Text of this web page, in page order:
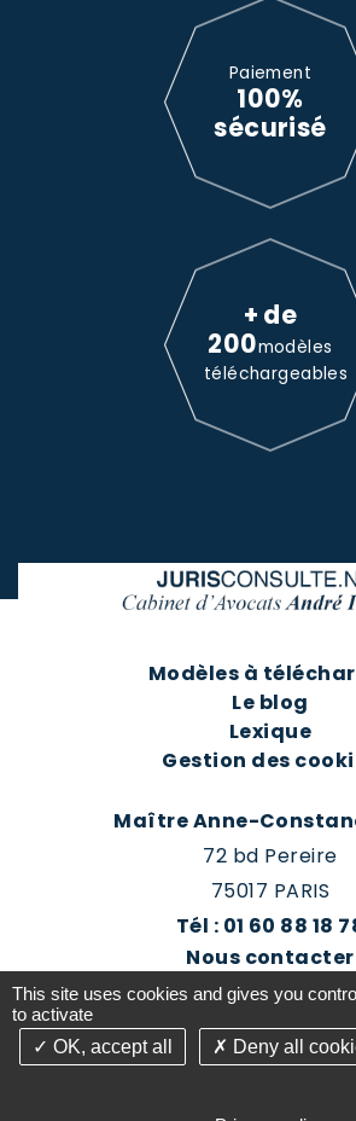
Paiement
100%
sécurisé
+ de
200modèles
téléchargeables
Modèles à
Le blog
Lexique
Gestion des
Maître Anne-
72 bd Pereire
75017 PARIS
Tél : 01 60 88 18
Nous contacter
Prendre rendez-
This site uses cookies and gives you
to activate
OK, accept all
Deny all